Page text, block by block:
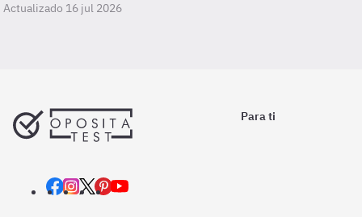
Actualizado 16 jul 2026
Para ti